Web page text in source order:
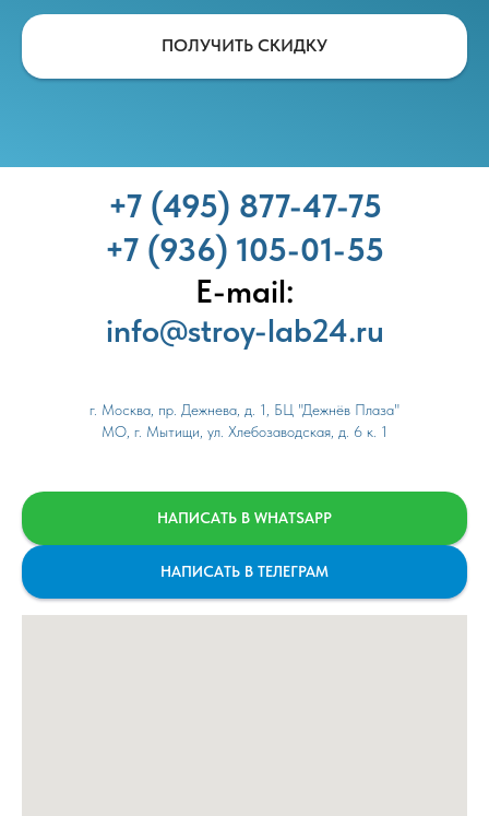
ПОЛУЧИТЬ СКИДКУ
+7 (495) 877-47-75
+7 (936) 105-01-55
E-mail:
info@stroy-lab24.ru
г. Москва, пр. Дежнева, д. 1, БЦ "Дежнёв Плаза"
МО, г. Мытищи, ул. Хлебозаводская, д. 6 к. 1
НАПИСАТЬ В WHATSAPP
НАПИСАТЬ В ТЕЛЕГРАМ